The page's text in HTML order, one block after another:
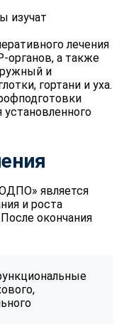
изучат
лечения
органов, а также
и
гортани и уха.
является
и роста
окончания